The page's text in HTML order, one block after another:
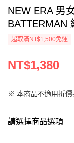
NEW ERA 男
BATTERMAN
超取滿NT$1,500免運
NT$1,380
※ 本商品不適用折價
請選擇商品選項